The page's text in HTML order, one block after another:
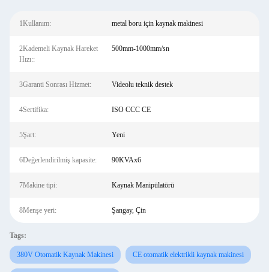
1Kullanım: metal boru için kaynak makinesi
2Kademeli Kaynak Hareket
Hızı::
500mm-1000mm/sn
3Garanti Sonrası Hizmet: Videolu teknik destek
4Sertifika: ISO CCC CE
5Şart: Yeni
6Değerlendirilmiş kapasite: 90KVAx6
7Makine tipi: Kaynak Manipülatörü
8Menşe yeri: Şangay, Çin
Tags:
380V Otomatik Kaynak Makinesi CE otomatik elektrikli kaynak makinesi